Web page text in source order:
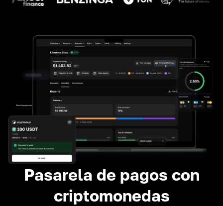
Pasarela de pagos con
criptomonedas